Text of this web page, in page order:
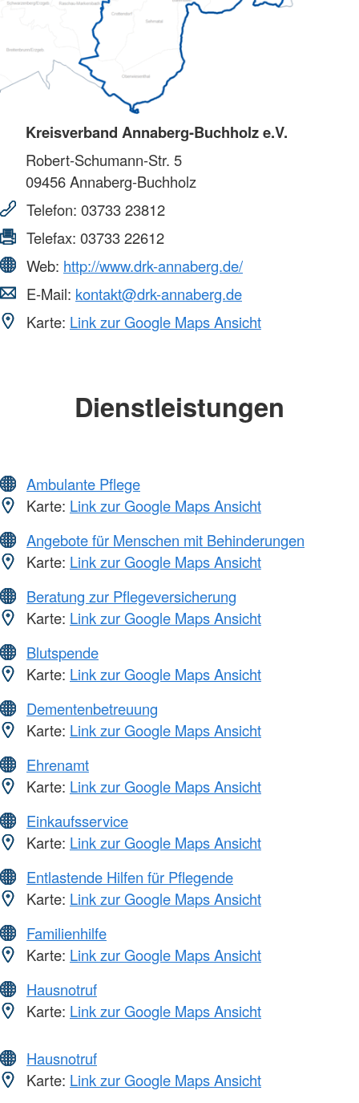
Kreisverband Annaberg-Buchholz e.V.
Robert-Schumann-Str. 5
09456Annaberg-Buchholz
Telefon: 03733 23812
Telefax: 03733 22612
Web: http://www.drk-annaberg.de/
E-Mail: kontakt@drk-annaberg.de
Karte: Link zur Google Maps Ansicht
Dienstleistungen
Ambulante Pflege
Karte: Link zur Google Maps Ansicht
Angebote für Menschen mit Behinderungen
Karte: Link zur Google Maps Ansicht
Beratung zur Pflegeversicherung
Karte: Link zur Google Maps Ansicht
Blutspende
Karte: Link zur Google Maps Ansicht
Dementenbetreuung
Karte: Link zur Google Maps Ansicht
Ehrenamt
Karte: Link zur Google Maps Ansicht
Einkaufsservice
Karte: Link zur Google Maps Ansicht
Entlastende Hilfen für Pflegende
Karte: Link zur Google Maps Ansicht
Familienhilfe
Karte: Link zur Google Maps Ansicht
Hausnotruf
Karte: Link zur Google Maps Ansicht
Hausnotruf
Karte: Link zur Google Maps Ansicht